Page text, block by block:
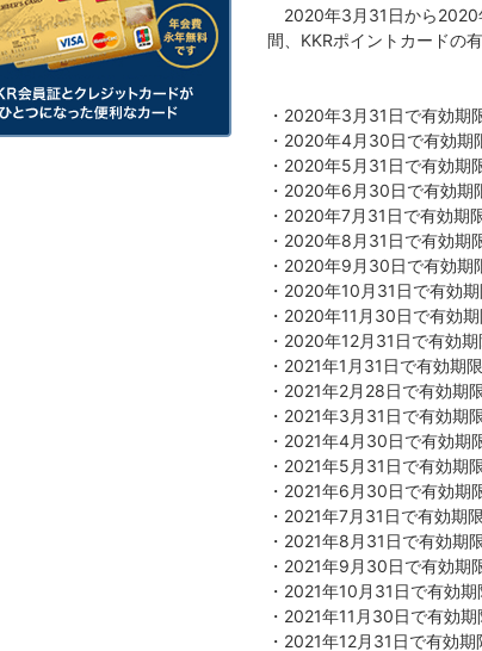
2020年3月31日から2020
間、KKRポイントカードの
・2020年3月31日で有効
・2020年4月30日で有効
・2020年5月31日で有効
・2020年6月30日で有効
・2020年7月31日で有効
・2020年8月31日で有効
・2020年9月30日で有効
・2020年10月31日で有効
・2020年11月30日で有効
・2020年12月31日で有効
・2021年1月31日で有効
・2021年2月28日で有効
・2021年3月31日で有効
・2021年4月30日で有効
・2021年5月31日で有効
・2021年6月30日で有効
・2021年7月31日で有効
・2021年8月31日で有効
・2021年9月30日で有効
・2021年10月31日で有効
・2021年11月30日で有効
・2021年12月31日で有効